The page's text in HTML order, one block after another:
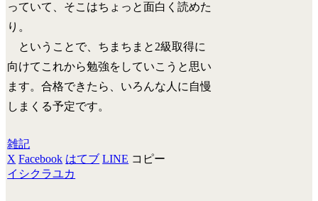
っていて、そこはちょっと面白く読めた
り。
ということで、ちまちまと2級取得に
向けてこれから勉強をしていこうと思い
ます。合格できたら、いろんな人に自慢
しまくる予定です。
雑記
X Facebook はてブ LINE コピー
イシクラユカ